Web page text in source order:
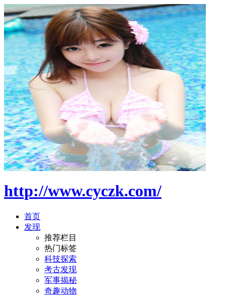
http://www.cyczk.com/
首页
发现
推荐栏目
热门标签
科技探索
考古发现
军事揭秘
奇趣动物